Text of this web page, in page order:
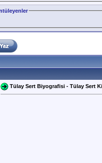
Tülay Sert Biyografisi - Tülay Sert